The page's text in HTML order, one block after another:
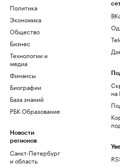
Политика
Экономика
Общество
Бизнес
Технологии и
медиа
Финансы
Биографии
База знаний
РБК Образование
Новости
регионов
Санкт-Петербург
и область
на